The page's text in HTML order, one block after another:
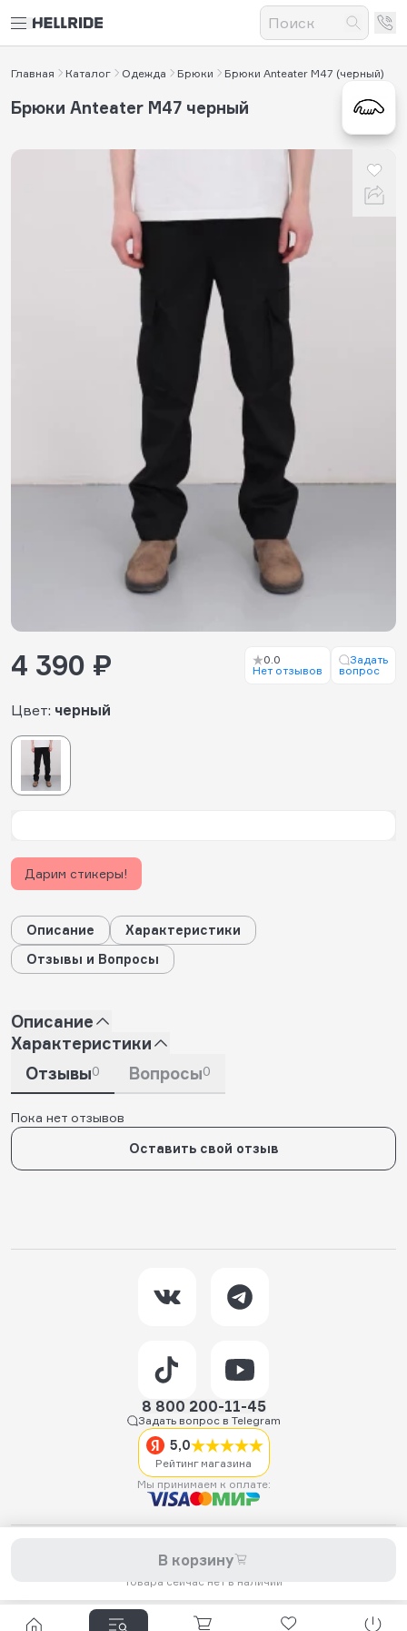
Главная Каталог Одежда Брюки Брюки Anteater M47 (черный)
Брюки Anteater M47 черный
Цвет: черный
4 390 ₽
0.0
Нет отзывов
Задать
вопрос
В корзину
Товара сейчас нет в наличии
Дарим стикеры!
Описание
Характеристики
Отзывы и Вопросы
Описание
Характеристики
Отзывы0 Вопросы0
Пока нет отзывов
Оставить свой отзыв
8 800 200-11-45
Задать вопрос в Telegram
5,0
Рейтинг магазина
Мы принимаем к оплате:
самокатов, запчастей для самокатов, аксессуаров, экипировки,
одежды и обуви.